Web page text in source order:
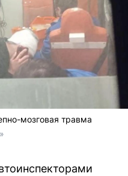
мозговая травма